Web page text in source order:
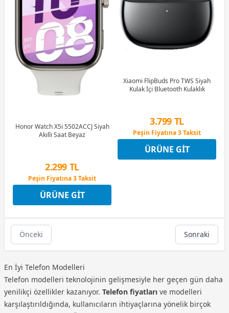
Honor Watch X5i 5502ACCJ Siyah
Akıllı Saat Beyaz
2.299 TL
Peşin Fiyatına 3 Taksit
9 Ay x 319 TL taksitle
Peşin Fiyatına 3 Taksit
ÜRÜNE GIT
Xiaomi FlipBuds Pro TWS Siyah
Kulak İçi Bluetooth Kulaklık
3.799 TL
Peşin Fiyatına 3 Taksit
9 Ay x 527 TL taksitle
Peşin Fiyatına 3 Taksit
ÜRÜNE GIT
Önceki Sonraki
En İyi Telefon Modelleri
Telefon modelleri teknolojinin gelişmesiyle her geçen gün daha
yenilikçi özellikler kazanıyor. Telefon fiyatları ve modelleri
karşılaştırıldığında, kullanıcıların ihtiyaçlarına yönelik birçok